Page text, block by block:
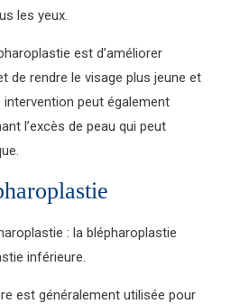
les yeux.
est d’améliorer
de rendre le visage plus jeune et
peut également
l’excès de peau qui peut
: la blépharoplastie
inférieure.
est généralement utilisée pour